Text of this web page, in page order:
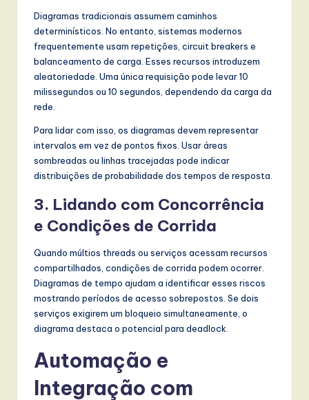
Diagramas tradicionais assumem caminhos
determinísticos. No entanto, sistemas modernos
frequentemente usam repetições, circuit breakers e
balanceamento de carga. Esses recursos introduzem
aleatoriedade. Uma única requisição pode levar 10
milissegundos ou 10 segundos, dependendo da carga da
rede.
Para lidar com isso, os diagramas devem representar
intervalos em vez de pontos fixos. Usar áreas
sombreadas ou linhas tracejadas pode indicar
distribuições de probabilidade dos tempos de resposta.
3. Lidando com Concorrência
e Condições de Corrida
Quando múltios threads ou serviços acessam recursos
compartilhados, condições de corrida podem ocorrer.
Diagramas de tempo ajudam a identificar esses riscos
mostrando períodos de acesso sobrepostos. Se dois
serviços exigirem um bloqueio simultaneamente, o
diagrama destaca o potencial para deadlock.
Automação e
Integração com